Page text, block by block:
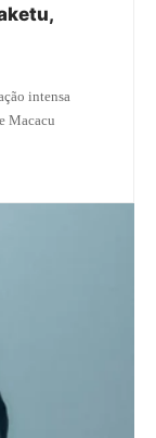
intensa
Macacu